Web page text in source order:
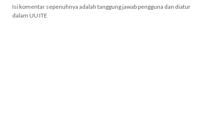
Isi komentar sepenuhnya adalah tanggung jawab pengguna dan diatur
dalam UU ITE